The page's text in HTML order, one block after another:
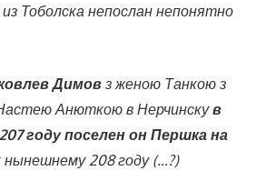
Тоболска непослан непонятно
Димовз женою Танкою з
Анюткою в Нерчинскув
году поселен он Першка на
208 году (…?)